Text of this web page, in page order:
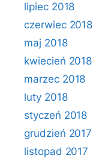
lipiec 2018
czerwiec 2018
maj 2018
kwiecień 2018
marzec 2018
luty 2018
styczeń 2018
grudzień 2017
listopad 2017